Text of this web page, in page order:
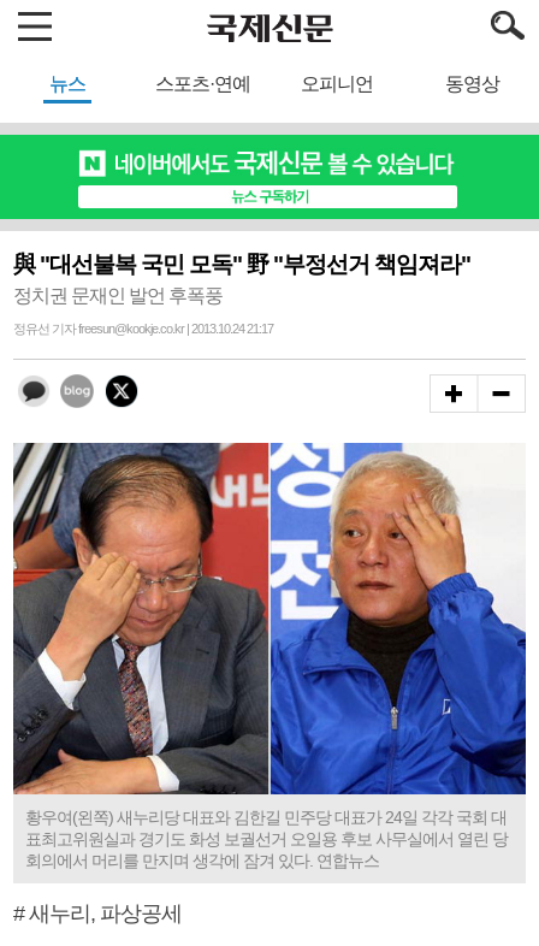
뉴스 스포츠·연예 오피니언 동영상
與 "대선불복 국민 모독" 野 "부정선거 책임져라"
정치권 문재인 발언 후폭풍
정유선 기자 freesun@kookje.co.kr | 2013.10.24 21:17
황우여(왼쪽) 새누리당 대표와 김한길 민주당 대표가 24일 각각 국회 대
표최고위원실과 경기도 화성 보궐선거 오일용 후보 사무실에서 열린 당
회의에서 머리를 만지며 생각에 잠겨 있다. 연합뉴스
# 새누리, 파상공세